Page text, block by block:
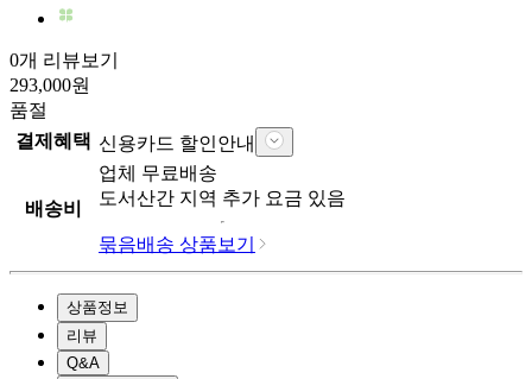
0개 리뷰보기
293,000원
품절
결제혜택 신용카드 할인안내
배송비
업체 무료배송
도서산간 지역 추가 요금 있음
묶음배송 상품보기
상품정보
리뷰
Q&A